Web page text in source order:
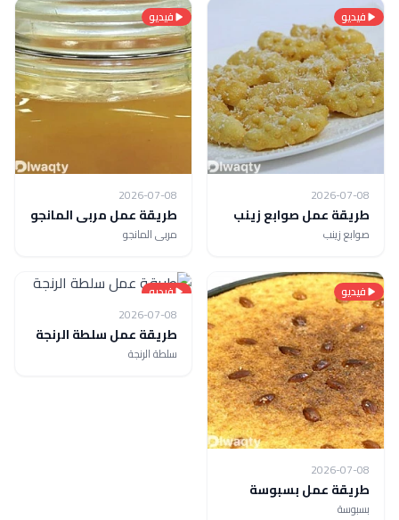
فيديو
2026-07-08
طريقة عمل صوابع زينب
صوابع زينب
فيديو
2026-07-08
طريقة عمل مربى المانجو
مربى المانجو
فيديو
2026-07-08
طريقة عمل بسبوسة
بسبوسة
فيديو
2026-07-08
طريقة عمل سلطة الرنجة
سلطة الرنجة